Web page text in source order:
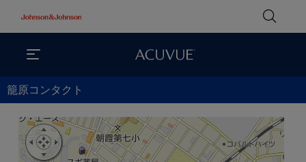
籠原コンタクト